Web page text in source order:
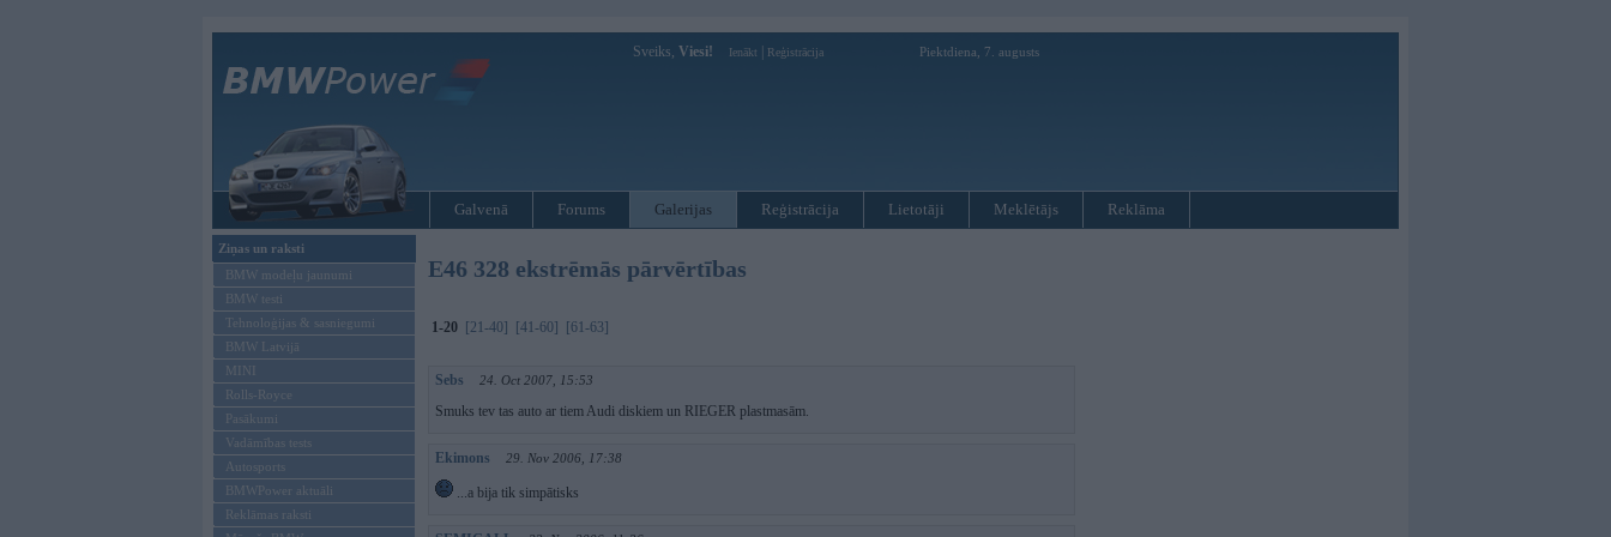
Sveiks, Viesi! Ienākt Reģistrācija Piektdiena, 7. augusts
Galvenā Forums Galerijas Reģistrācija Lietotāji Meklētājs Reklāma
Ziņas un raksti
BMW modeļu jaunumi
BMW testi
Tehnoloģijas & sasniegumi
BMW Latvijā
MINI
Rolls-Royce
Pasākumi
Vadāmības tests
Autosports
BMWPower aktuāli
Reklāmas raksti
E46 328 ekstrēmās pārvērtības
1-20 [21-40] [41-60] [61-63]
Sebs 24. Oct 2007, 15:53
Smuks tev tas auto ar tiem Audi diskiem un RIEGER plastmasām.
Ekimons 29. Nov 2006, 17:38
...a bija tik simpātisks